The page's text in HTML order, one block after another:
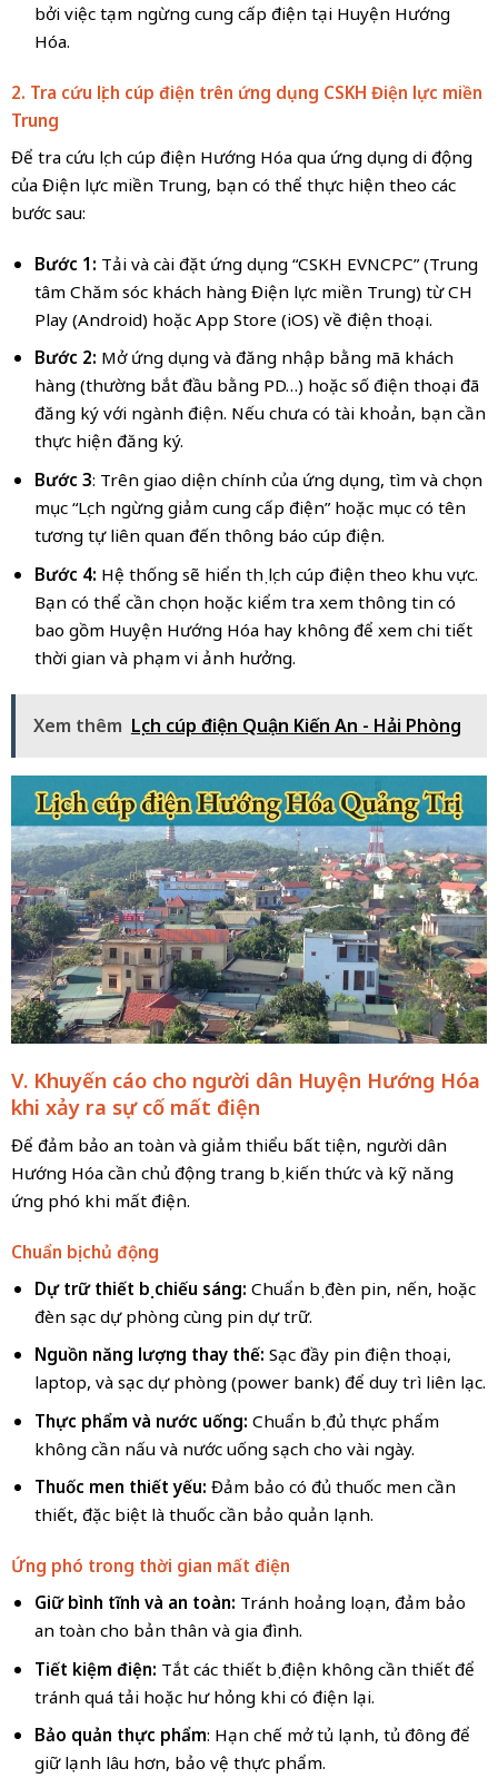
bởi việc tạm ngừng cung cấp điện tại Huyện Hướng
Hóa.
2. Tra cứu lịch cúp điện trên ứng dụng CSKH Điện lực miền
Trung
Để tra cứu lịch cúp điện Hướng Hóa qua ứng dụng di động
của Điện lực miền Trung, bạn có thể thực hiện theo các
bước sau:
Bước 1: Tải và cài đặt ứng dụng “CSKH EVNCPC” (Trung
tâm Chăm sóc khách hàng Điện lực miền Trung) từ CH
Play (Android) hoặc App Store (iOS) về điện thoại.
Bước 2: Mở ứng dụng và đăng nhập bằng mã khách
hàng (thường bắt đầu bằng PD…) hoặc số điện thoại đã
đăng ký với ngành điện. Nếu chưa có tài khoản, bạn cần
thực hiện đăng ký.
Bước 3: Trên giao diện chính của ứng dụng, tìm và chọn
mục “Lịch ngừng giảm cung cấp điện” hoặc mục có tên
tương tự liên quan đến thông báo cúp điện.
Bước 4: Hệ thống sẽ hiển thị lịch cúp điện theo khu vực.
Bạn có thể cần chọn hoặc kiểm tra xem thông tin có
bao gồm Huyện Hướng Hóa hay không để xem chi tiết
thời gian và phạm vi ảnh hưởng.
Xem thêm Lịch cúp điện Quận Kiến An - Hải Phòng
V. Khuyến cáo cho người dân Huyện Hướng Hóa
khi xảy ra sự cố mất điện
Để đảm bảo an toàn và giảm thiểu bất tiện, người dân
Hướng Hóa cần chủ động trang bị kiến thức và kỹ năng
ứng phó khi mất điện.
Chuẩn bị chủ động
Dự trữ thiết bị chiếu sáng: Chuẩn bị đèn pin, nến, hoặc
đèn sạc dự phòng cùng pin dự trữ.
Nguồn năng lượng thay thế: Sạc đầy pin điện thoại,
laptop, và sạc dự phòng (power bank) để duy trì liên lạc.
Thực phẩm và nước uống: Chuẩn bị đủ thực phẩm
không cần nấu và nước uống sạch cho vài ngày.
Thuốc men thiết yếu: Đảm bảo có đủ thuốc men cần
thiết, đặc biệt là thuốc cần bảo quản lạnh.
Ứng phó trong thời gian mất điện
Giữ bình tĩnh và an toàn: Tránh hoảng loạn, đảm bảo
an toàn cho bản thân và gia đình.
Tiết kiệm điện: Tắt các thiết bị điện không cần thiết để
tránh quá tải hoặc hư hỏng khi có điện lại.
Bảo quản thực phẩm: Hạn chế mở tủ lạnh, tủ đông để
giữ lạnh lâu hơn, bảo vệ thực phẩm.